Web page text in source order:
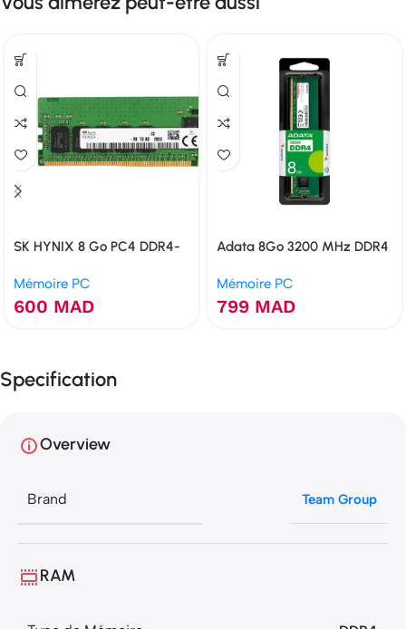
SK HYNIX 8 Go PC4 DDR4-
Mémoire PC
600 MAD
Adata 8Go 3200 MHz DDR4
Mémoire PC
799 MAD
Specification
Overview
Brand Team Group
RAM